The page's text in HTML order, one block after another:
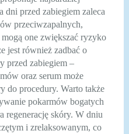
przed zabiegiem zaleca
przeciwzapalnych,
one zwiększać ryzyko
jest również zadbać o
przed zabiegiem –
oraz serum może
do procedury. Warto także
pokarmów bogatych
regenerację skóry. W dniu
i zrelaksowanym, co